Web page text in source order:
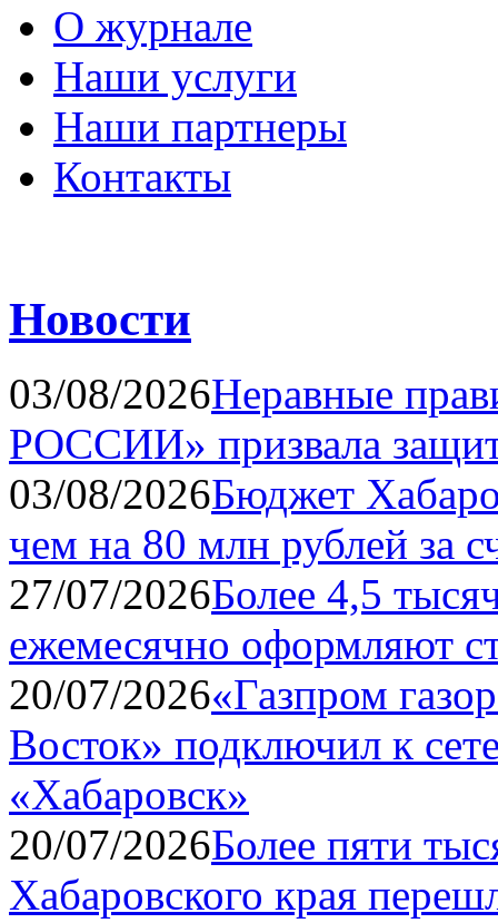
О журнале
Наши услуги
Наши партнеры
Контакты
Новости
03/08/2026Неравные
РОССИИ» призвала
03/08/2026Бюджет
чем на 80 млн рублей за
27/07/2026Более 4,5
ежемесячно оформляют
20/07/2026«Газпром
Восток» подключил к
«Хабаровск»
20/07/2026Более пяти
Хабаровского края